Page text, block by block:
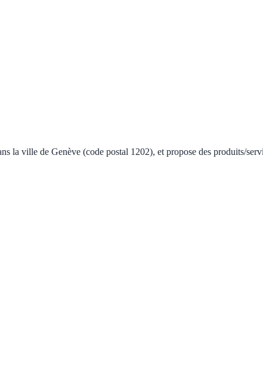
la ville de Genève (code postal 1202), et propose des produits/